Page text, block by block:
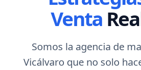
Venta
Somos la agencia de
Vicálvaro que no solo